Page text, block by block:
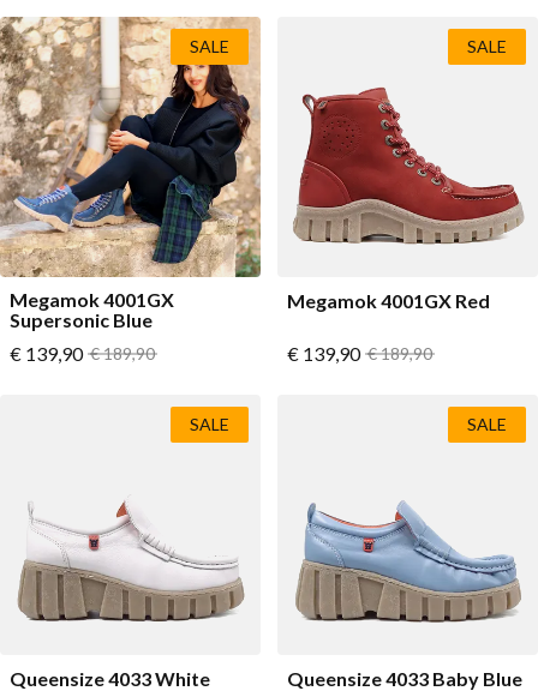
Megamok 4001GX
Supersonic Blue
Vanaf
€ 139,90 Normale prijs
€ 189,90
SALE
Megamok 4001GX Red
Vanaf
€ 139,90 Normale prijs
€ 189,90
SALE
Queensize 4033 White
SALE
Queensize 4033 Baby Blue
SALE